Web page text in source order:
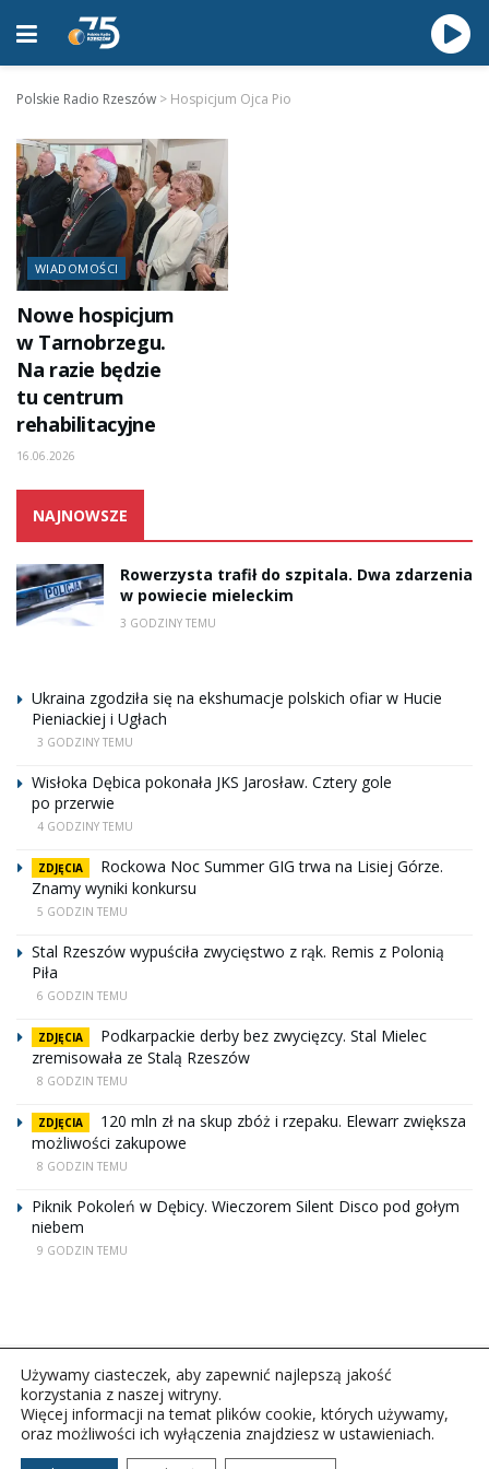
Polskie Radio Rzeszów > Hospicjum Ojca Pio
WIADOMOŚCI
Nowe hospicjum
w Tarnobrzegu.
Na razie będzie
tu centrum
rehabilitacyjne
16.06.2026
NAJNOWSZE
Rowerzysta trafił do szpitala. Dwa zdarzenia
w powiecie mieleckim
3 GODZINY TEMU
Ukraina zgodziła się na ekshumacje polskich ofiar w Hucie
Pieniackiej i Ugłach
3 GODZINY TEMU
Wisłoka Dębica pokonała JKS Jarosław. Cztery gole
po przerwie
4 GODZINY TEMU
ZDJĘCIA
Rockowa Noc Summer GIG trwa na Lisiej Górze.
Znamy wyniki konkursu
5 GODZIN TEMU
Stal Rzeszów wypuściła zwycięstwo z rąk. Remis z Polonią
Piła
6 GODZIN TEMU
ZDJĘCIA
Podkarpackie derby bez zwycięzcy. Stal Mielec
zremisowała ze Stalą Rzeszów
8 GODZIN TEMU
ZDJĘCIA
120 mln zł na skup zbóż i rzepaku. Elewarr zwiększa
możliwości zakupowe
8 GODZIN TEMU
Piknik Pokoleń w Dębicy. Wieczorem Silent Disco pod gołym
niebem
9 GODZIN TEMU
Copyright © 2026Polskie Radio Rzeszów S.A. w likwidacj.
Używamy ciasteczek, aby zapewnić najlepszą jakość
korzystania z naszej witryny.
Więcej informacji na temat plików cookie, których używamy,
oraz możliwości ich wyłączenia znajdziesz w ustawieniach.